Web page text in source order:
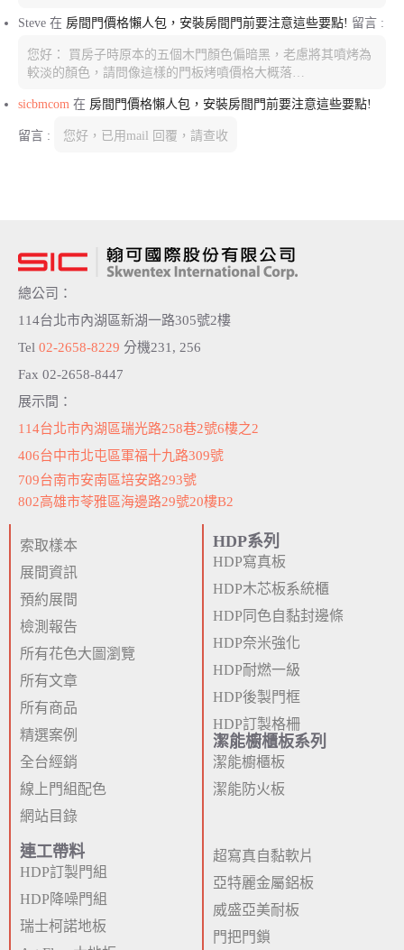
Steve 在 房間門價格懶人包，安裝房間門前要注意這些要點! 留言 :
您好： 買房子時原本的五個木門顏色偏暗黑，老慮將其噴烤為
較淡的顏色，請問像這樣的門板烤噴價格大概落…
sicbmcom 在 房間門價格懶人包，安裝房間門前要注意這些要點!
留言 : 您好，已用mail 回覆，請查收
總公司：
114台北市內湖區新湖一路305號2樓
Tel 02-2658-8229 分機231, 256
Fax 02-2658-8447
展示間：
114台北市內湖區瑞光路258巷2號6樓之2
406台中市北屯區軍福十九路309號
709台南市安南區培安路293號
802高雄市苓雅區海邊路29號20樓B2
索取樣本
展間資訊
預約展間
檢測報告
所有花色大圖瀏覽
所有文章
所有商品
精選案例
全台經銷
線上門組配色
網站目錄
HDP系列
HDP寫真板
HDP木芯板系統櫃
HDP同色自黏封邊條
HDP奈米強化
HDP耐燃一級
HDP後製門框
HDP訂製格柵
潔能櫥櫃板系列
潔能櫥櫃板
潔能防火板
連工帶料
HDP訂製門組
HDP降噪門組
瑞士柯諾地板
超寫真自黏軟片
亞特麗金屬鋁板
威盛亞美耐板
門把門鎖